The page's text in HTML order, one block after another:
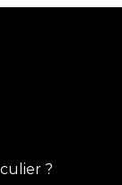
?